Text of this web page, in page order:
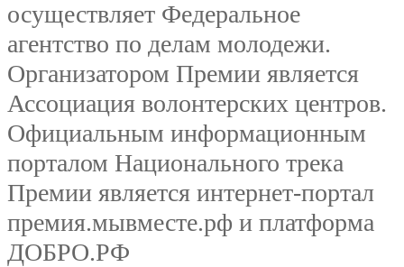
осуществляет Федеральное
агентство по делам молодежи.
Организатором Премии является
Ассоциация волонтерских центров.
Официальным информационным
порталом Национального трека
Премии является интернет-портал
премия.мывместе.рф и платформа
ДОБРО.РФ